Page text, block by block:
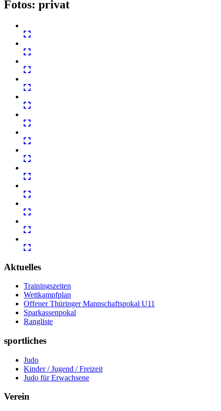
Fotos: privat
Aktuelles
Trainingszeiten
Wettkampfplan
Offener Thüringer Mannschaftspokal U11
Sparkassenpokal
Rangliste
sportliches
Judo
Kinder / Jugend / Freizeit
Judo für Erwachsene
Verein